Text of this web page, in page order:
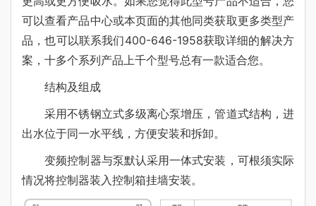
可以查看产品中心或本页面的其他同类获取更多类型产
品，也可以联系我们400-646-1958获取详细的解决方
案，十多个系列产品上千个型号总有一款适合您。
结构及组成
采用不锈钢立式多级离心泵增压，管道式结构，进
出水位于同一水平线，方便安装和拆卸。
变频控制器与泵默认采用一体式安装，可根须实际
情况将控制器装入控制箱挂墙安装。